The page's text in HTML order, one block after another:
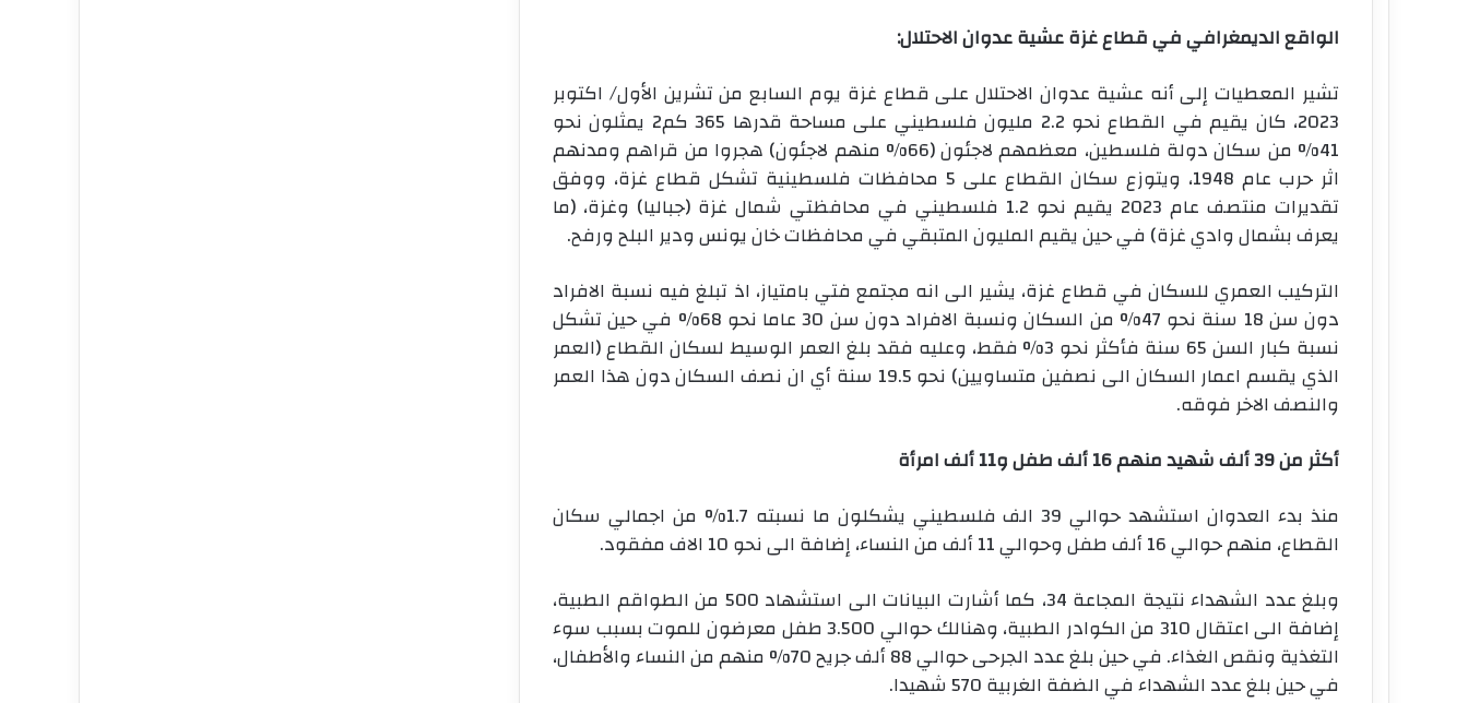
الواقع الديمغرافي في قطاع غزة عشية عدوان الاحتلال:
تشير المعطيات إلى أنه عشية عدوان الاحتلال على قطاع غزة يوم السابع من تشرين الأول/ اكتوبر
2023، كان يقيم في القطاع نحو 2.2 مليون فلسطيني على مساحة قدرها 365 كم2 يمثلون نحو
41% من سكان دولة فلسطين، معظمهم لاجئون (66% منهم لاجئون) هجروا من قراهم ومدنهم
اثر حرب عام 1948، ويتوزع سكان القطاع على 5 محافظات فلسطينية تشكل قطاع غزة، ووفق
تقديرات منتصف عام 2023 يقيم نحو 1.2 فلسطيني في محافظتي شمال غزة (جباليا) وغزة، (ما
يعرف بشمال وادي غزة) في حين يقيم المليون المتبقي في محافظات خان يونس ودير البلح ورفح.
التركيب العمري للسكان في قطاع غزة، يشير الى انه مجتمع فتي بامتياز، اذ تبلغ فيه نسبة الافراد
دون سن 18 سنة نحو 47% من السكان ونسبة الافراد دون سن 30 عاما نحو 68% في حين تشكل
نسبة كبار السن 65 سنة فأكثر نحو 3% فقط، وعليه فقد بلغ العمر الوسيط لسكان القطاع (العمر
الذي يقسم اعمار السكان الى نصفين متساويين) نحو 19.5 سنة أي ان نصف السكان دون هذا العمر
والنصف الاخر فوقه.
أكثر من 39 ألف شهيد منهم 16 ألف طفل و11 ألف امرأة
منذ بدء العدوان استشهد حوالي 39 الف فلسطيني يشكلون ما نسبته 1.7% من اجمالي سكان
القطاع، منهم حوالي 16 ألف طفل وحوالي 11 ألف من النساء، إضافة الى نحو 10 الاف مفقود.
وبلغ عدد الشهداء نتيجة المجاعة 34، كما أشارت البيانات الى استشهاد 500 من الطواقم الطبية،
إضافة الى اعتقال 310 من الكوادر الطبية، وهنالك حوالي 3.500 طفل معرضون للموت بسبب سوء
التغذية ونقص الغذاء. في حين بلغ عدد الجرحى حوالي 88 ألف جريح 70% منهم من النساء والأطفال،
في حين بلغ عدد الشهداء في الضفة الغربية 570 شهيدا.